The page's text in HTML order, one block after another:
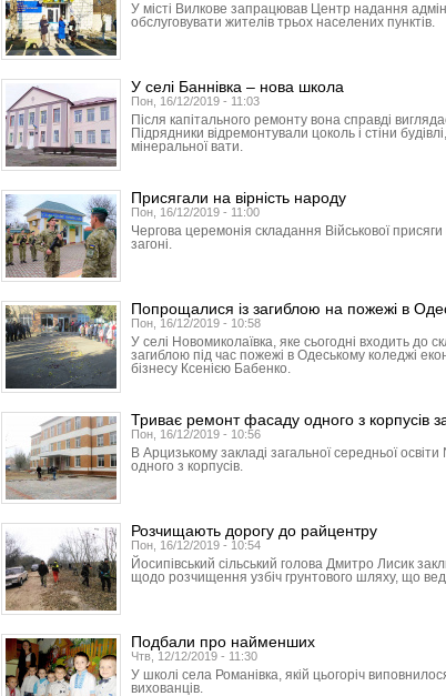
У місті Вилкове запрацював Центр надання
обслуговувати жителів трьох населених пунктів.
У селі Баннівка – нова школа
Пон, 16/12/2019 - 11:03
Після капітального ремонту вона справді
Підрядники відремонтували цоколь і стіни
мінеральної вати.
Присягали на вірність народу
Пон, 16/12/2019 - 11:00
Чергова церемонія складання Військової
загоні.
Попрощалися із загиблою на пожежі в
Пон, 16/12/2019 - 10:58
У селі Новомиколаївка, яке сьогодні входить до
загиблою під час пожежі в Одеському коледжі
бізнесу Ксенією Бабенко.
Триває ремонт фасаду одного з корпусів
Пон, 16/12/2019 - 10:56
В Арцизькому закладі загальної середньої
одного з корпусів.
Розчищають дорогу до райцентру
Пон, 16/12/2019 - 10:54
Йосипівський сільський голова Дмитро Лисик
щодо розчищення узбіч грунтового шляху, що
Подбали про найменших
Чтв, 12/12/2019 - 11:30
У школі села Романівка, якій цьогоріч
вихованців.